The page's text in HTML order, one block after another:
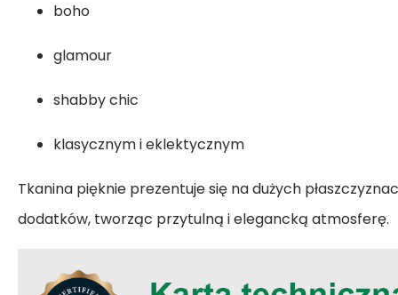
boho
glamour
shabby chic
klasycznym i eklektycznym
Tkanina pięknie prezentuje się na dużych
dodatków, tworząc przytulną i elegancką atmosferę.